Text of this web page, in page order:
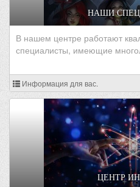
НАШИ
В нашем центре работают
специалисты, имеющие
Информация для вас.
ЦЕНТР